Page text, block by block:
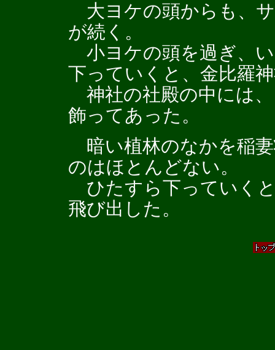
大ヨケの頭からも、
が続く。
小ヨケの頭を過ぎ、
下っていくと、金比羅
神社の社殿の中には
飾ってあった。
暗い植林のなかを稲
のはほとんどない。
ひたすら下っていく
飛び出した。